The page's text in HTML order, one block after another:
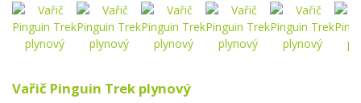
Vařič Pinguin Trek plynový